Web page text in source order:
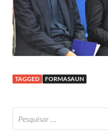
TAGGED FORMASAUN